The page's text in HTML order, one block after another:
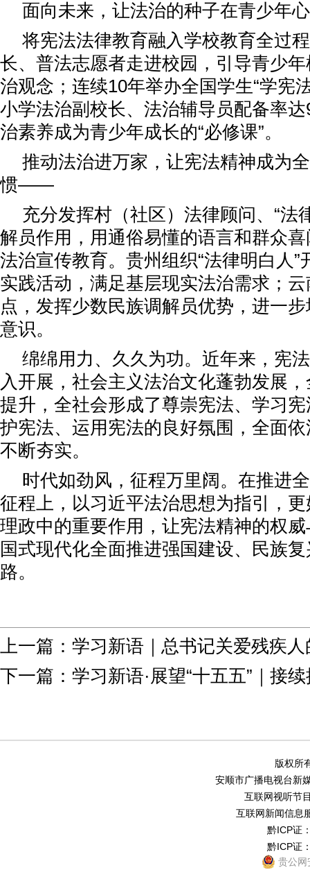
面向未来，让法治的种子在青少年
将宪法法律教育融入学校教育全过
长、普法志愿者走进校园，引导青少
治观念；连续10年举办全国学生“学宪
小学法治副校长、法治辅导员配备率
治素养成为青少年成长的“必修课”。
推动法治进万家，让宪法精神成为
惯——
充分发挥村（社区）法律顾问、“法
解员作用，用通俗易懂的语言和群众
法治宣传教育。贵州组织“法律明白人”
实践活动，满足基层现实法治需求；
点，发挥少数民族调解员优势，进一
意识。
绵绵用力、久久为功。近年来，宪
入开展，社会主义法治文化蓬勃发展
提升，全社会形成了尊崇宪法、学习
护宪法、运用宪法的良好氛围，全面
不断夯实。
时代如劲风，征程万里阔。在推进
征程上，以习近平法治思想为指引，
理政中的重要作用，让宪法精神的权
国式现代化全面推进强国建设、民族
路。
上一篇： 学习新语｜总书记关爱残疾
下一篇： 学习新语·展望“十五五”｜接
版权所
安顺市广播电视台新
互联网视听节
互联网新闻信息
黔ICP证
黔ICP证
贵公